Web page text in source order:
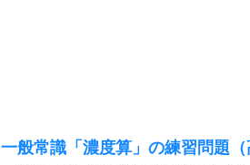
一般常識「濃度算」の練習問題（